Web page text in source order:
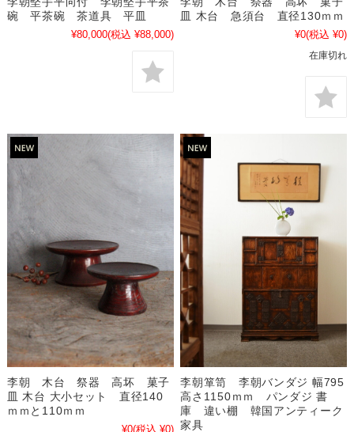
碗 平茶碗 茶道具 平皿
¥80,000(税込 ¥88,000)
皿 木台 急須台 直径130ｍｍ
¥0(税込 ¥0)
在庫切れ
李朝 木台 祭器 高坏 菓子
皿 木台 大小セット 直径140
ｍｍと110ｍｍ
¥0(税込 ¥0)
李朝箪笥 李朝バンダジ 幅795
高さ1150ｍｍ パンダジ 書
庫 違い棚 韓国アンティーク
家具